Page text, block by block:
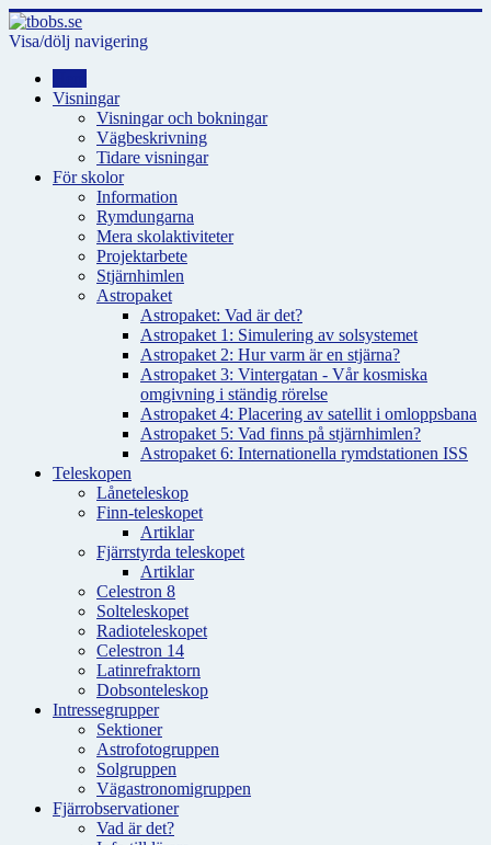
Visa/dölj navigering
Visningar
Visningar och bokningar
Vägbeskrivning
Tidare visningar
För skolor
Information
Rymdungarna
Mera skolaktiviteter
Projektarbete
Stjärnhimlen
Astropaket
Astropaket: Vad är det?
Astropaket 1: Simulering av solsystemet
Astropaket 2: Hur varm är en stjärna?
Astropaket 3: Vintergatan - Vår kosmiska
omgivning i ständig rörelse
Astropaket 4: Placering av satellit i omloppsbana
Astropaket 5: Vad finns på stjärnhimlen?
Astropaket 6: Internationella rymdstationen ISS
Teleskopen
Låneteleskop
Finn-teleskopet
Artiklar
Fjärrstyrda teleskopet
Artiklar
Celestron 8
Solteleskopet
Radioteleskopet
Celestron 14
Latinrefraktorn
Dobsonteleskop
Intressegrupper
Sektioner
Astrofotogruppen
Solgruppen
Vägastronomigruppen
Fjärrobservationer
Vad är det?